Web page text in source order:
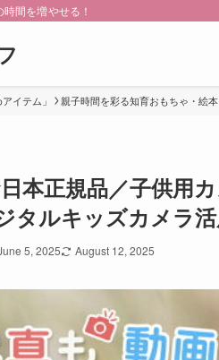
間を増やせる！
イテム」 親子時間を彩る知育おもちゃ・絵本
本正規品／子供用
タルキッズカメラ活
5, 2025 August 12, 2025